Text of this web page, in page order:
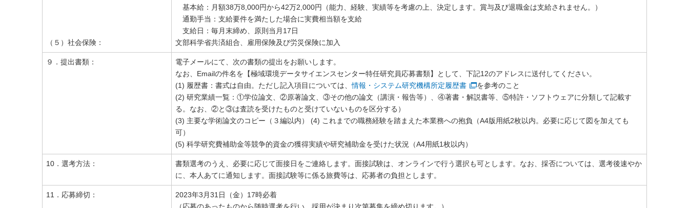
（５）社会保険：
基本給：月額38万8,000円から42万2,000円（能力、経験、実績等を考慮の上、決定します。賞与及び退職金は支給されません。）
通勤手当：支給要件を満たした場合に実費相当額を支給
支給日：毎月末締め、原則当月17日
文部科学省共済組合、雇用保険及び労災保険に加入
９．提出書類：
電子メールにて、次の書類の提出をお願いします。
なお、Emailの件名を【極域環境データサイエンスセンター特任研究員応募書類】として、下記12のアドレスに送付してください。
(1) 履歴書：書式は自由。ただし記入項目については、情報・システム研究機構所定履歴書
を参考のこと
(2) 研究業績一覧：①学位論文、②原著論文、③その他の論文（講演・報告等）、④著書・解説書等、⑤特許・ソフトウェアに分類して記載す
る。なお、②と③は査読を受けたものと受けていないものを区分する）
(3) 主要な学術論文のコピー（３編以内） (4) これまでの職務経験を踏まえた本業務への抱負（A4版用紙2枚以内。必要に応じて図を加えても
可）
(5) 科学研究費補助金等競争的資金の獲得実績や研究補助金を受けた状況（A4用紙1枚以内）
10．選考方法：
書類選考のうえ、必要に応じて面接日をご連絡します。面接試験は、オンラインで行う選択も可とします。なお、採否については、選考後速やか
に、本人あてに通知します。面接試験等に係る旅費等は、応募者の負担とします。
11．応募締切：
2023年3月31日（金）17時必着